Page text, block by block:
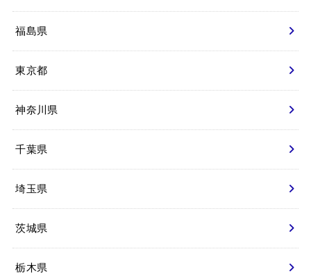
福島県
東京都
神奈川県
千葉県
埼玉県
茨城県
栃木県